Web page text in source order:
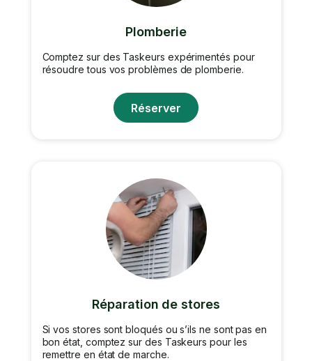
Plomberie
Comptez sur des Taskeurs expérimentés pour
résoudre tous vos problèmes de plomberie.
Réserver
Réparation de stores
Si vos stores sont bloqués ou s’ils ne sont pas en
bon état, comptez sur des Taskeurs pour les
remettre en état de marche.